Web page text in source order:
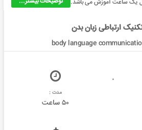
ارتباطی زبان بدن
body language
مدت :
۵۰ ساعت